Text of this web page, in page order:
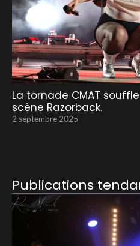
La tornade CMAT
scène Razorback.
2 septembre 2025
Publications